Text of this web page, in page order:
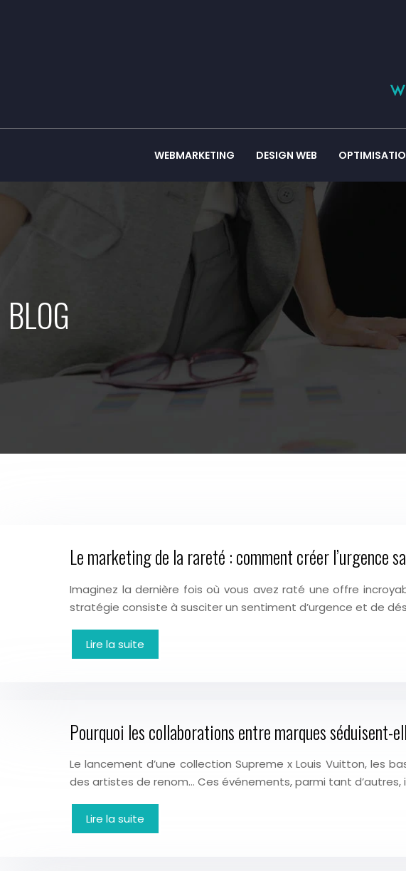
WEBMARKETING DESIGN WEB
BLOG
Le marketing de la rareté : comment créer l’urgence
Imaginez la dernière fois où vous avez raté une offre
stratégie consiste à susciter un sentiment d’urgence et de
Lire la suite
Pourquoi les collaborations entre marques séduisent-
Le lancement d’une collection Supreme x Louis Vuitton, les
des artistes de renom… Ces événements, parmi tant
Lire la suite